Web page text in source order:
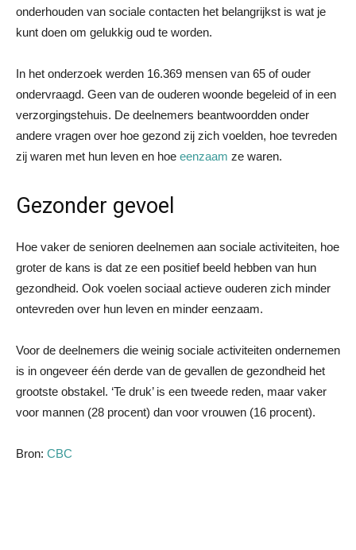
onderhouden van sociale contacten het belangrijkst is wat je
kunt doen om gelukkig oud te worden.
In het onderzoek werden 16.369 mensen van 65 of ouder
ondervraagd. Geen van de ouderen woonde begeleid of in een
verzorgingstehuis. De deelnemers beantwoordden onder
andere vragen over hoe gezond zij zich voelden, hoe tevreden
zij waren met hun leven en hoe eenzaam ze waren.
Gezonder gevoel
Hoe vaker de senioren deelnemen aan sociale activiteiten, hoe
groter de kans is dat ze een positief beeld hebben van hun
gezondheid. Ook voelen sociaal actieve ouderen zich minder
ontevreden over hun leven en minder eenzaam.
Voor de deelnemers die weinig sociale activiteiten ondernemen
is in ongeveer één derde van de gevallen de gezondheid het
grootste obstakel. ‘Te druk’ is een tweede reden, maar vaker
voor mannen (28 procent) dan voor vrouwen (16 procent).
Bron: CBC